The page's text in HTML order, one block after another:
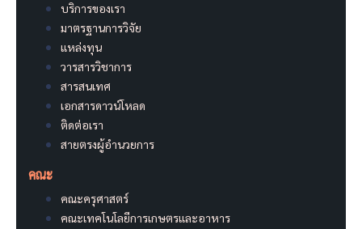
บริการของเรา
มาตรฐานการวิจัย
แหล่งทุน
วารสารวิชาการ
สารสนเทศ
เอกสารดาวน์โหลด
ติดต่อเรา
สายตรงผู้อำนวยการ
คณะ
คณะครุศาสตร์
คณะเทคโนโลยีการเกษตรและอาหาร